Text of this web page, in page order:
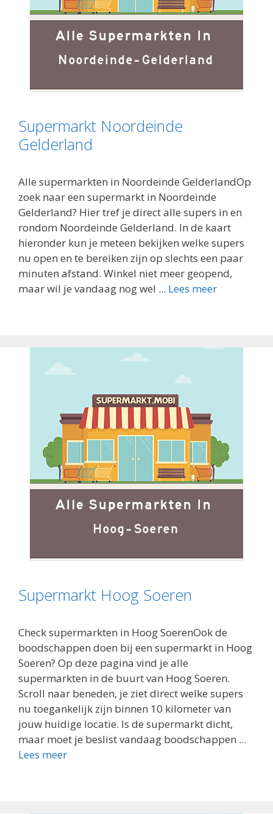
Supermarkt Noordeinde
Gelderland
Alle supermarkten in Noordeinde GelderlandOp
zoek naar een supermarkt in Noordeinde
Gelderland? Hier tref je direct alle supers in en
rondom Noordeinde Gelderland. In de kaart
hieronder kun je meteen bekijken welke supers
nu open en te bereiken zijn op slechts een paar
minuten afstand. Winkel niet meer geopend,
maar wil je vandaag nog wel ... Lees meer
Supermarkt Hoog Soeren
Check supermarkten in Hoog SoerenOok de
boodschappen doen bij een supermarkt in Hoog
Soeren? Op deze pagina vind je alle
supermarkten in de buurt van Hoog Soeren.
Scroll naar beneden, je ziet direct welke supers
nu toegankelijk zijn binnen 10 kilometer van
jouw huidige locatie. Is de supermarkt dicht,
maar moet je beslist vandaag boodschappen ...
Lees meer